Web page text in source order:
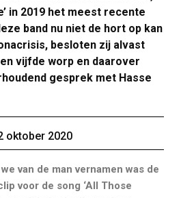
in 2019 het meest recente
band nu niet de hort op kan
besloten zij alvast
vijfde worp en daarover
gesprek met Hasse
oktober 2020
van de man vernamen was de
voor de song ‘All Those